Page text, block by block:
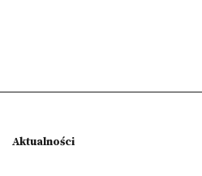
Aktualności